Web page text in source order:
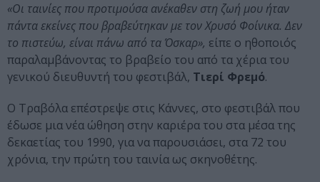
«Οι ταινίες που προτιμούσα ανέκαθεν στη ζωή μου ήταν
πάντα εκείνες που βραβεύτηκαν με τον Χρυσό Φοίνικα. Δεν
το πιστεύω, είναι πάνω από τα Όσκαρ», είπε ο ηθοποιός
παραλαμβάνοντας το βραβείο του από τα χέρια του
γενικού διευθυντή του φεστιβάλ, Τιερί Φρεμό.
Ο Τραβόλα επέστρεψε στις Κάννες, στο φεστιβάλ που
έδωσε μια νέα ώθηση στην καριέρα του στα μέσα της
δεκαετίας του 1990, για να παρουσιάσει, στα 72 του
χρόνια, την πρώτη του ταινία ως σκηνοθέτης.